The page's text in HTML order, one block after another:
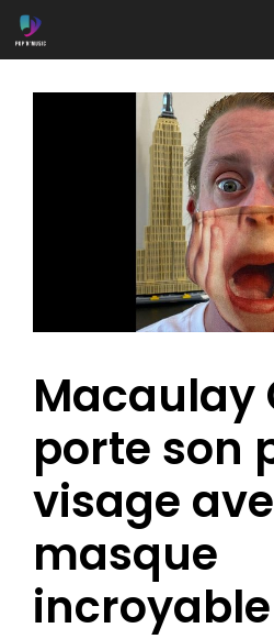
Aller
au
Macaulay
porte son
visage
masque